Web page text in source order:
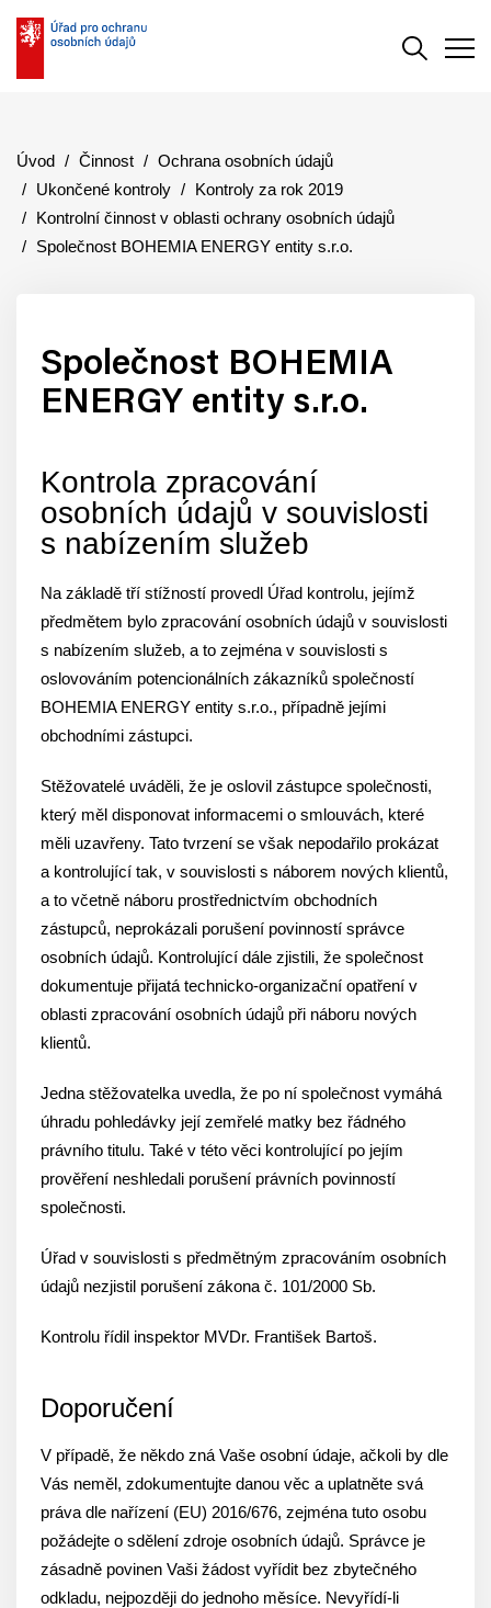
Úvod Činnost
Ochrana osobních údajů
Ukončené kontroly
Kontroly za rok 2019
Kontrolní činnost v oblasti ochrany osobních údajů
Společnost BOHEMIA ENERGY entity s.r.o.
Společnost BOHEMIA
ENERGY entity s.r.o.
Kontrola zpracování
osobních údajů v souvislosti
s nabízením služeb
Na základě tří stížností provedl Úřad kontrolu, jejímž
předmětem bylo zpracování osobních údajů v souvislosti
s nabízením služeb, a to zejména v souvislosti s
oslovováním potencionálních zákazníků společností
BOHEMIA ENERGY entity s.r.o., případně jejími
obchodními zástupci.
Stěžovatelé uváděli, že je oslovil zástupce společnosti,
který měl disponovat informacemi o smlouvách, které
měli uzavřeny. Tato tvrzení se však nepodařilo prokázat
a kontrolující tak, v souvislosti s náborem nových klientů,
a to včetně náboru prostřednictvím obchodních
zástupců, neprokázali porušení povinností správce
osobních údajů. Kontrolující dále zjistili, že společnost
dokumentuje přijatá technicko-organizační opatření v
oblasti zpracování osobních údajů při náboru nových
klientů.
Jedna stěžovatelka uvedla, že po ní společnost vymáhá
úhradu pohledávky její zemřelé matky bez řádného
právního titulu. Také v této věci kontrolující po jejím
prověření neshledali porušení právních povinností
společnosti.
Úřad v souvislosti s předmětným zpracováním osobních
údajů nezjistil porušení zákona č. 101/2000 Sb.
Kontrolu řídil inspektor MVDr. František Bartoš.
Doporučení
V případě, že někdo zná Vaše osobní údaje, ačkoli by dle
Vás neměl, zdokumentujte danou věc a uplatněte svá
práva dle nařízení (EU) 2016/676, zejména tuto osobu
požádejte o sdělení zdroje osobních údajů. Správce je
zásadně povinen Vaši žádost vyřídit bez zbytečného
odkladu, nejpozději do jednoho měsíce. Nevyřídí-li